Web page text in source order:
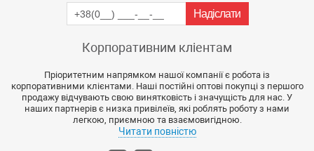
Корпоративним кліентам
Пріоритетним напрямком нашої компанії є робота із
корпоративними клієнтами. Наші постійні оптові покупці з першого
продажу відчувають свою винятковість і значущість для нас. У
наших партнерів є низка привілеїв, які роблять роботу з нами
легкою, приємною та взаємовигідною.
Читати повністю